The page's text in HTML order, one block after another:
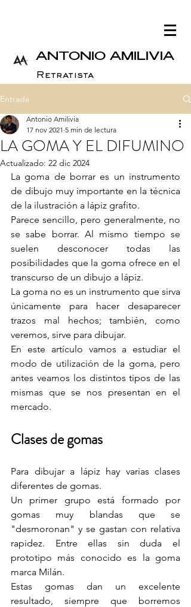
ANTONIO AMILIVIA
Retratista
Entrada
LA GOMA Y EL DIFUMINO
Antonio Amilivia
17 nov 2021 5 min de lectura
Actualizado: 22 dic 2024
La goma de borrar es un instrumento
de dibujo muy importante en la técnica
de la ilustración a lápiz grafito.
Parece sencillo, pero generalmente, no
se sabe borrar. Al mismo tiempo se
suelen desconocer todas las
posibilidades que la goma ofrece en el
transcurso de un dibujo a lápiz.
La goma no es un instrumento que sirva
únicamente para hacer desaparecer
trazos mal hechos; también, como
veremos, sirve para dibujar.
En este artículo vamos a estudiar el
modo de utilización de la goma, pero
antes veamos los distintos tipos de las
mismas que se nos presentan en el
mercado.
Clases de gomas
Para dibujar a lápiz hay varias clases
diferentes de gomas.
Un primer grupo está formado por
gomas muy blandas que se
"desmoronan" y se gastan con relativa
rapidez. Entre ellas sin duda el
prototipo más conocido es la goma
marca Milán.
Estas gomas dan un excelente
resultado, siempre que borremos